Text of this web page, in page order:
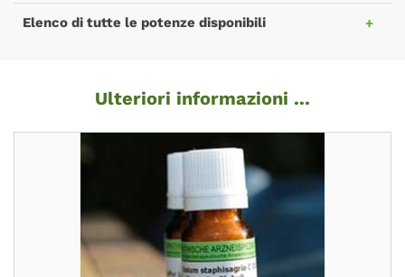
Elenco di tutte le potenze disponibili
Ulteriori informazioni ...